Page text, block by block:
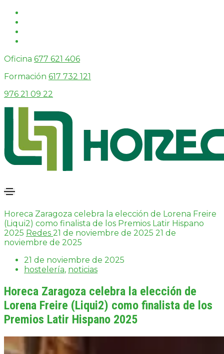
Oficina 677 621 406
Formación 617 732 121
976 21 09 22
Horeca Zaragoza celebra la elección de Lorena Freire
(Liqui2) como finalista de los Premios Latir Hispano
2025 Redes 21 de noviembre de 2025 21 de
noviembre de 2025
21 de noviembre de 2025
hostelería, noticias
Horeca Zaragoza celebra la elección de
Lorena Freire (Liqui2) como finalista de los
Premios Latir Hispano 2025